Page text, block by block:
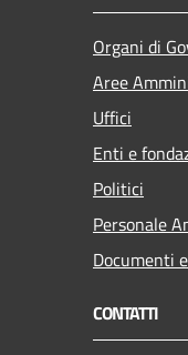
Organi di
Aree
Uffici
Enti e
Politici
Personale
Documenti
CONTATTI